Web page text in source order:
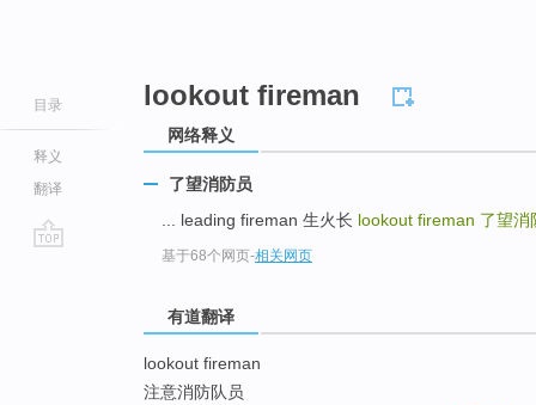
目录
释义
翻译
lookout fireman
网络释义
了望消防员
... leading fireman 生火长 lookout fireman 了望消
基于68个网页-相关网页
有道翻译
lookout fireman
注意消防队员